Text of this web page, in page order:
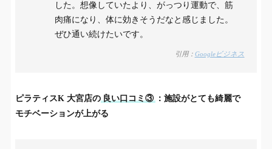
した。想像していたより、がっつり運動で、筋
肉痛になり、体に効きそうだなと感じました。
ぜひ通い続けたいです。
引用： Googleビジネス
ピラティスK 大宮店の 良い口コミ③ ：施設がとても綺麗で
モチベーションが上がる